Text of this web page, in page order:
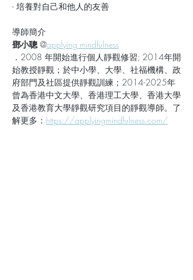
- 培養對自己和他人的友善
導師簡介
鄧小聰 @applying mindfulness
．2008 年開始進行個人靜觀修習; 2014年開
始教授靜觀；於中小學、大學、社福機構、政
府部門及社區提供靜觀訓練；2014-2025年
曾為香港中文大學、香港理工大學、香港大學
及香港教育大學靜觀研究項目的靜觀導師。了
解更多： https://applyingmindfulness.com/